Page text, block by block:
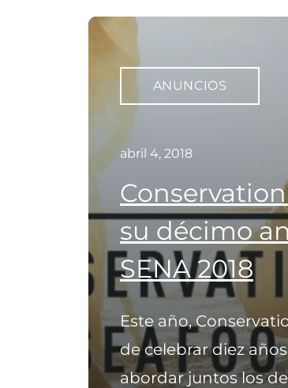
ANUNCIOS
abril 4, 2018
su décimo
SENA 2018
Este año,
de celebrar diez
abordar juntos los